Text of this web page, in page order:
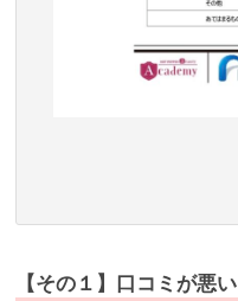
【その１】口コミが悪い